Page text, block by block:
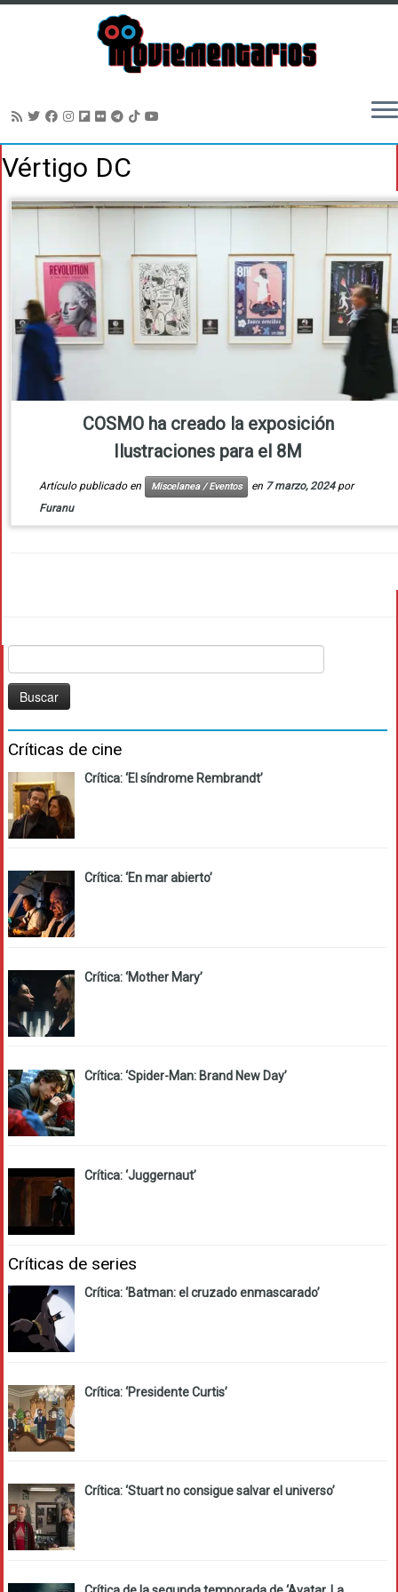
Saltar
al
Vértigo DC
COSMO ha creado la exposición
Ilustraciones para el 8M
Artículo publicado en Miscelanea / Eventos en 7 marzo, 2024 por
Furanu
Críticas de cine
Crítica: ‘El síndrome Rembrandt’
Crítica: ‘En mar abierto’
Crítica: ‘Mother Mary’
Crítica: ‘Spider-Man: Brand New Day’
Crítica: ‘Juggernaut’
Críticas de series
Crítica: ‘Batman: el cruzado enmascarado’
Crítica: ‘Presidente Curtis’
Crítica: ‘Stuart no consigue salvar el universo’